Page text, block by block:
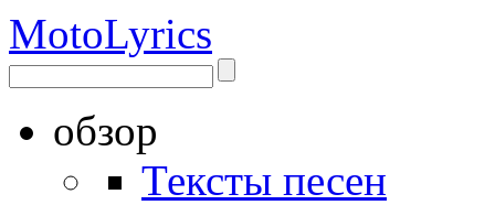
MotoLyrics
обзор
Тексты песен